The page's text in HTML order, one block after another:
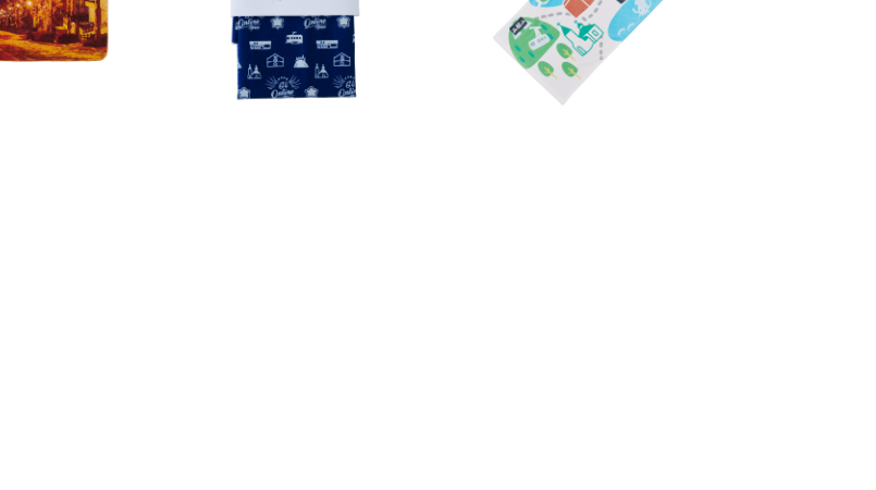
￥1,800（税込）
￥2,200（税込）